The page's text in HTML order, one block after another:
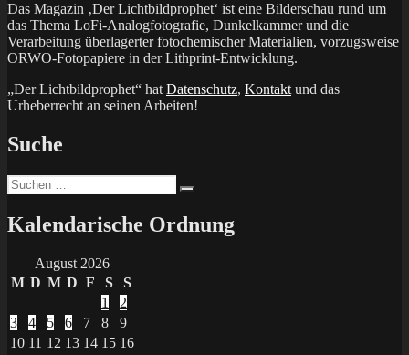
Das Magazin ‚Der Lichtbildprophet‘ ist eine Bilderschau rund um
das Thema LoFi-Analogfotografie, Dunkelkammer und die
Verarbeitung überlagerter fotochemischer Materialien, vorzugsweise
ORWO-Fotopapiere in der Lithprint-Entwicklung.
„Der Lichtbildprophet“ hat Datenschutz, Kontakt und das
Urheberrecht an seinen Arbeiten!
Suche
Suchen
nach:
Kalendarische Ordnung
August 2026
M D M D F S
S
1
2
3
4 5 6 7 8
9
10 11 12 13 14 15 16